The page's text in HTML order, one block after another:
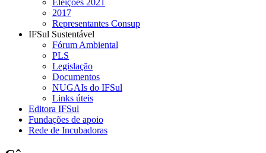
2017
Representantes Consup
IFSul Sustentável
Fórum Ambiental
PLS
Legislação
Documentos
NUGAIs do IFSul
Links úteis
Editora IFSul
Fundações de apoio
Rede de Incubadoras